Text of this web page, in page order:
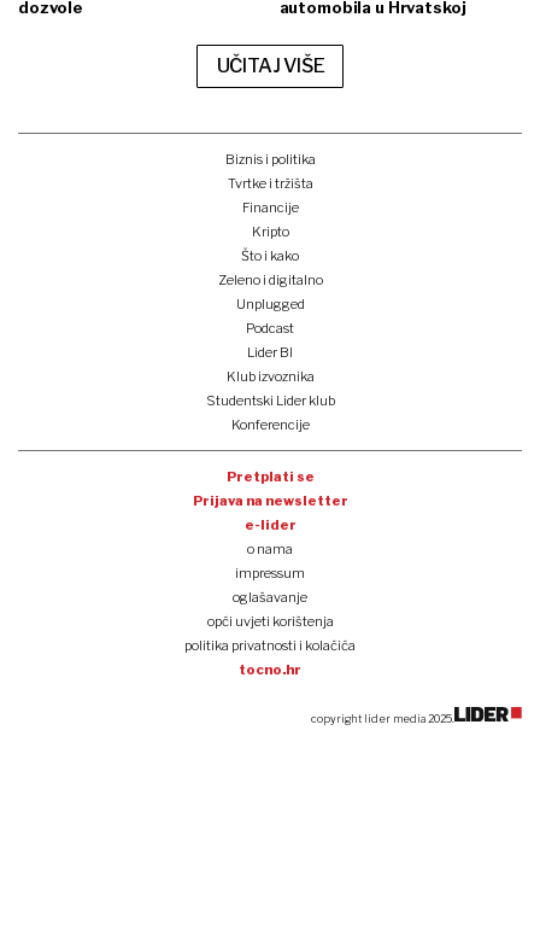
dozvole
automobila u Hrvatskoj
UČITAJ VIŠE
Biznis i politika
Tvrtke i tržišta
Financije
Kripto
Što i kako
Zeleno i digitalno
Unplugged
Podcast
Lider BI
Klub izvoznika
Studentski Lider klub
Konferencije
Pretplati se
Prijava na newsletter
e-lider
o nama
impressum
oglašavanje
opći uvjeti korištenja
politika privatnosti i kolačića
tocno.hr
copyright lider media 2025.